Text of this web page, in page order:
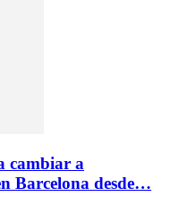
cambiar a
Barcelona desde…